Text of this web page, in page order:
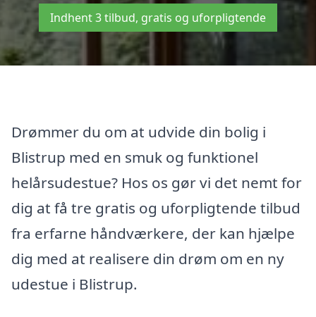
Indhent 3 tilbud, gratis og uforpligtende
Drømmer du om at udvide din bolig i
Blistrup med en smuk og funktionel
helårsudestue? Hos os gør vi det nemt for
dig at få tre gratis og uforpligtende tilbud
fra erfarne håndværkere, der kan hjælpe
dig med at realisere din drøm om en ny
udestue i Blistrup.